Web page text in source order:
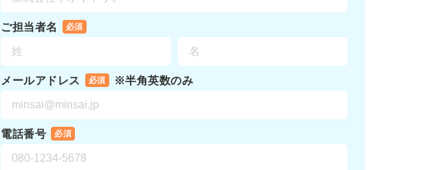
ご担当者名 必須
メールアドレス 必須 ※半角英数のみ
電話番号 必須